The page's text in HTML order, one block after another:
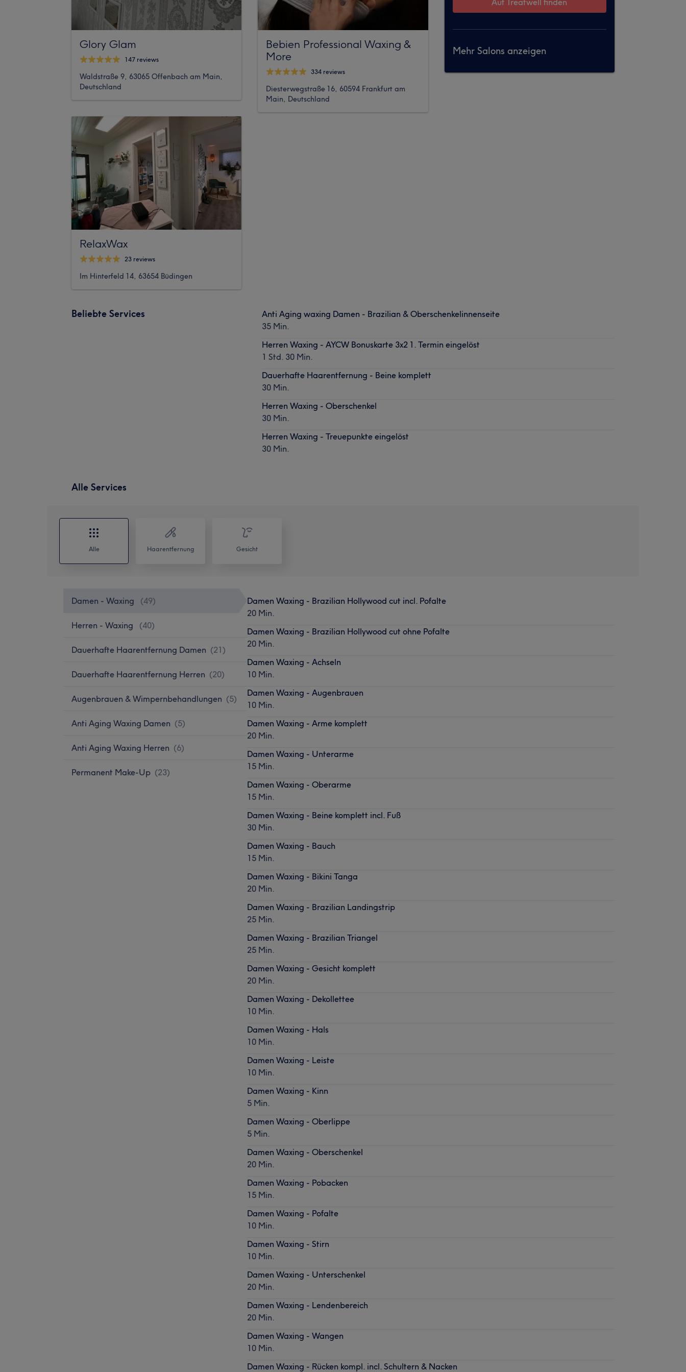
Glory Glam
147 reviews
Waldstraße 9, 63065 Offenbach am Main,
Deutschland
RelaxWax
23 reviews
Im Hinterfeld 14, 63654 Büdingen
Bebien Professional Waxing &
More
334 reviews
Diesterwegstraße 16, 60594 Frankfurt am
Main, Deutschland
Mehr Salons anzeigen
Beliebte Services
Anti Aging waxing Damen - Brazilian & Oberschenkelinnenseite
35 Min.
Herren Waxing - AYCW Bonuskarte 3x2 1. Termin eingelöst
1 Std. 30 Min.
Dauerhafte Haarentfernung - Beine komplett
30 Min.
Herren Waxing - Oberschenkel
30 Min.
Herren Waxing - Treuepunkte eingelöst
30 Min.
Alle Services
Alle Haarentfernung Gesicht
Damen - Waxing (49)
Herren - Waxing (40)
Dauerhafte Haarentfernung Damen (21)
Dauerhafte Haarentfernung Herren (20)
Augenbrauen & Wimpernbehandlungen (5)
Anti Aging Waxing Damen (5)
Anti Aging Waxing Herren (6)
Permanent Make-Up (23)
Damen Waxing - Brazilian Hollywood cut incl. Pofalte
20 Min.
Damen Waxing - Brazilian Hollywood cut ohne Pofalte
20 Min.
Damen Waxing - Achseln
10 Min.
Damen Waxing - Augenbrauen
10 Min.
Damen Waxing - Arme komplett
20 Min.
Damen Waxing - Unterarme
15 Min.
Damen Waxing - Oberarme
15 Min.
Damen Waxing - Beine komplett incl. Fuß
30 Min.
Damen Waxing - Bauch
15 Min.
Damen Waxing - Bikini Tanga
20 Min.
Damen Waxing - Brazilian Landingstrip
25 Min.
Damen Waxing - Brazilian Triangel
25 Min.
Damen Waxing - Gesicht komplett
20 Min.
Damen Waxing - Dekollettee
10 Min.
Damen Waxing - Hals
10 Min.
Damen Waxing - Leiste
10 Min.
Damen Waxing - Kinn
5 Min.
Damen Waxing - Oberlippe
5 Min.
Damen Waxing - Oberschenkel
20 Min.
Damen Waxing - Pobacken
15 Min.
Damen Waxing - Pofalte
10 Min.
Damen Waxing - Stirn
10 Min.
Damen Waxing - Unterschenkel
20 Min.
Damen Waxing - Lendenbereich
20 Min.
Damen Waxing - Wangen
10 Min.
Damen Waxing - Rücken kompl. incl. Schultern & Nacken